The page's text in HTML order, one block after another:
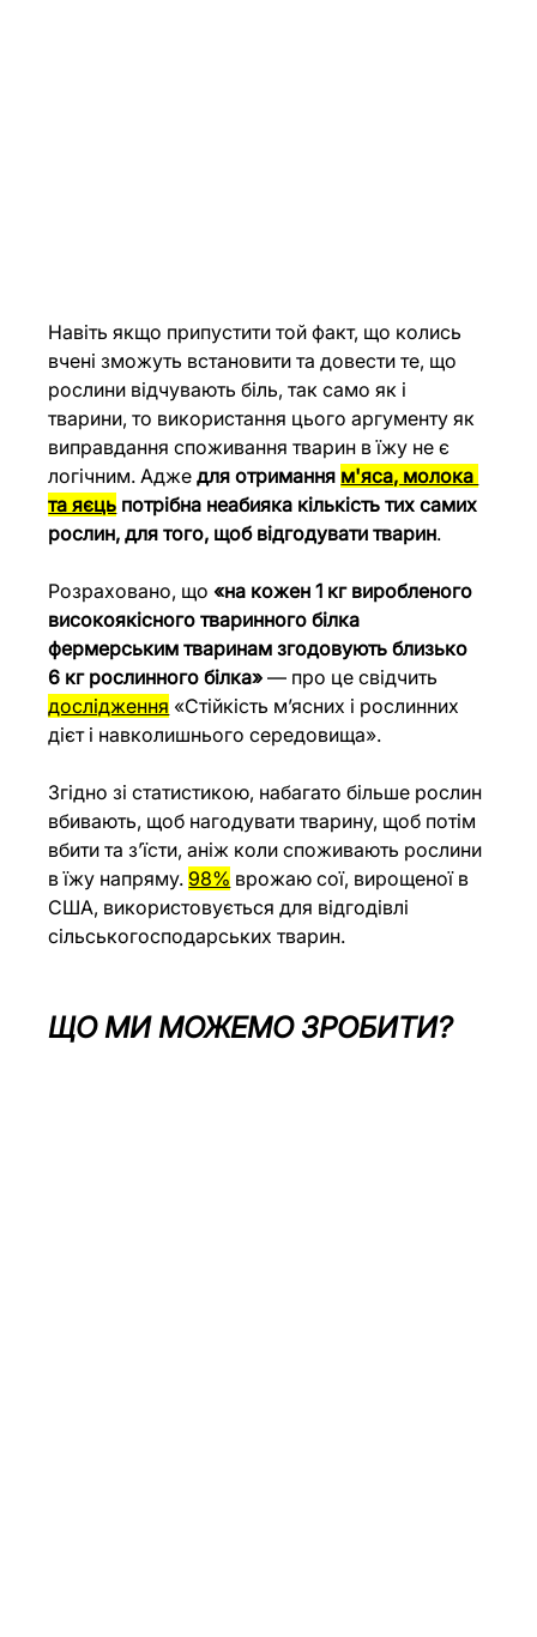
Навіть якщо припустити той факт, що колись
вчені зможуть встановити та довести те, що
рослини відчувають біль, так само як і
тварини, то використання цього аргументу як
виправдання споживання тварин в їжу не є
логічним. Адже для отримання м'яса, молока
та яєць потрібна неабияка кількість тих самих
рослин, для того, щоб відгодувати тварин.
Розраховано, що «на кожен 1 кг виробленого
високоякісного тваринного білка
фермерським тваринам згодовують близько
6 кг рослинного білка» — про це свідчить
дослідження «Стійкість м’ясних і рослинних
дієт і навколишнього середовища».
Згідно зі статистикою, набагато більше рослин
вбивають, щоб нагодувати тварину, щоб потім
вбити та з’їсти, аніж коли споживають рослини
в їжу напряму. 98% врожаю сої, вирощеної в
США, використовується для відгодівлі
сільськогосподарських тварин.
ЩО МИ МОЖЕМО ЗРОБИТИ?